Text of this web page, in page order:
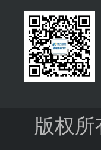
版权所